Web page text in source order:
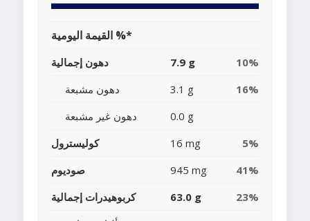
القيمة اليومية %*
دهون إجمالية 7.9 g
10%
دهون مشبعة
3.1 g
16%
دهون غير مشبعة
0.0 g
كوليسترول
16 mg
5%
صوديوم
945 mg
41%
كربوهيدرات إجمالية
63.0 g
23%